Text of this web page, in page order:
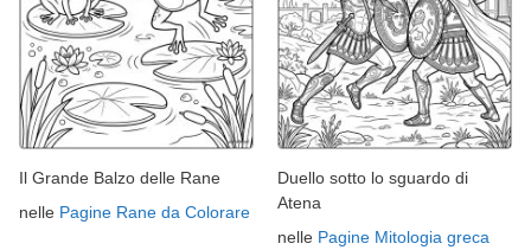
Il Grande Balzo delle Rane
nelle Pagine Rane da Colorare
Duello sotto lo sguardo di
Atena
nelle Pagine Mitologia greca